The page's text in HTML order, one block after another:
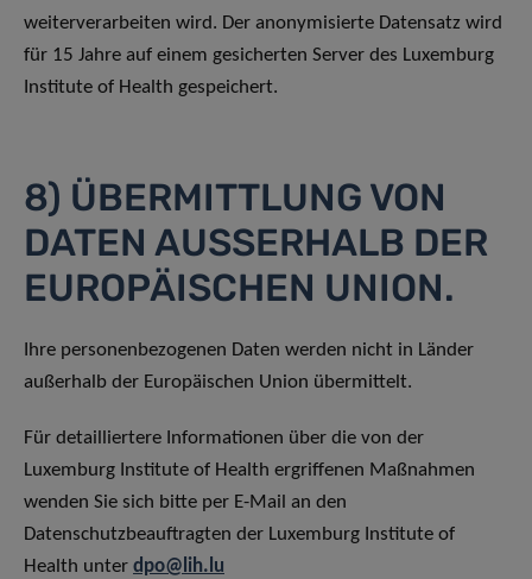
weiterverarbeiten wird. Der anonymisierte Datensatz wird
für 15 Jahre auf einem gesicherten Server des Luxemburg
Institute of Health gespeichert.
8) ÜBERMITTLUNG VON
DATEN AUSSERHALB DER
EUROPÄISCHEN UNION.
Ihre personenbezogenen Daten werden nicht in Länder
außerhalb der Europäischen Union übermittelt.
Für detailliertere Informationen über die von der
Luxemburg Institute of Health ergriffenen Maßnahmen
wenden Sie sich bitte per E-Mail an den
Datenschutzbeauftragten der Luxemburg Institute of
Health unter dpo@lih.lu